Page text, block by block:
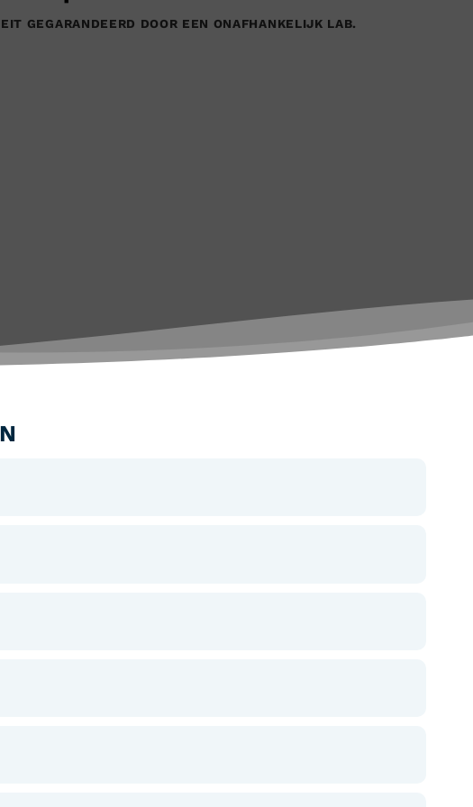
GEGARANDEERD DOOR EEN ONAFHANKELIJK LAB.